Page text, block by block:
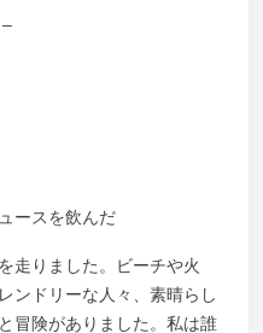
ースを飲んだ
走りました。ビーチや火
ンドリーな人々、素晴らし
冒険がありました。私は誰